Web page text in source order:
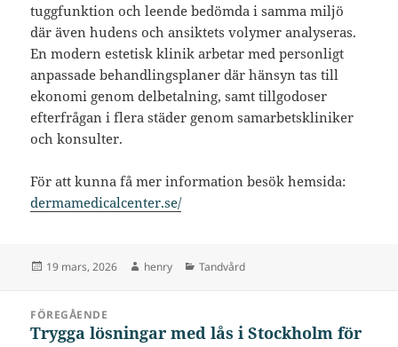
tuggfunktion och leende bedömda i samma miljö
där även hudens och ansiktets volymer analyseras.
En modern estetisk klinik arbetar med personligt
anpassade behandlingsplaner där hänsyn tas till
ekonomi genom delbetalning, samt tillgodoser
efterfrågan i flera städer genom samarbetskliniker
och konsulter.
För att kunna få mer information besök hemsida:
dermamedicalcenter.se/
Postat
19 mars, 2026 Författare
henry Kategorier
Tandvård
FÖREGÅENDE
Föregående
Trygga lösningar med lås i Stockholm för